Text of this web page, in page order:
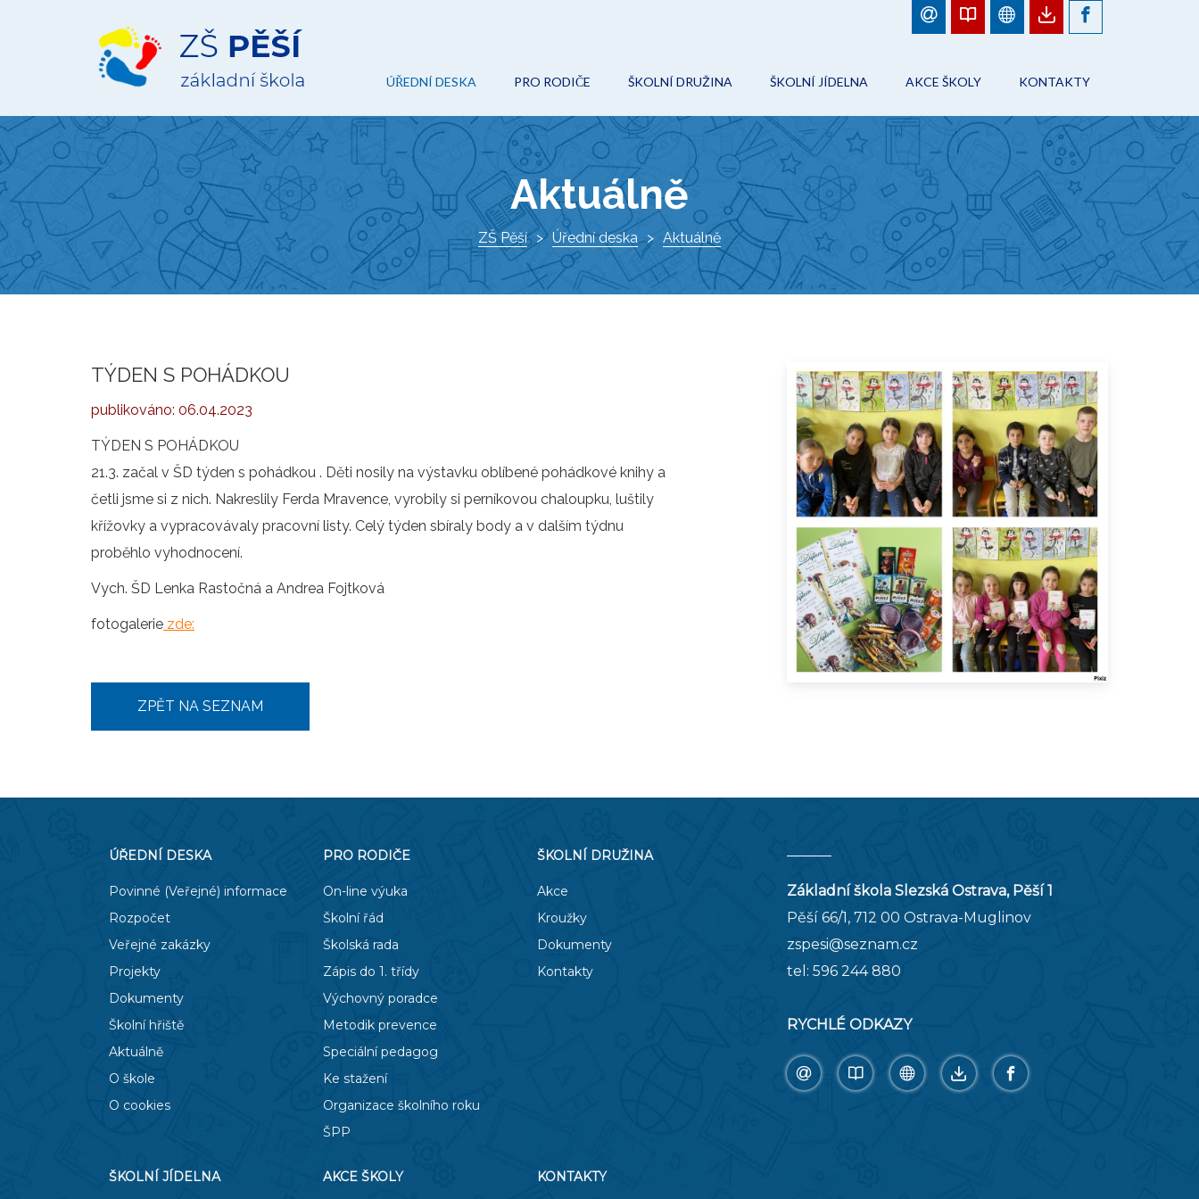
ZŠ
Pěší
ÚŘEDNÍ DESKA
POVINNÉ (VEŘEJNÉ) INFORMACE
ROZPOČET
VEŘEJNÉ ZAKÁZKY
PROJEKTY
DOKUMENTY
PRO RODIČE
ON-LINE VÝUKA
ŠKOLNÍ ŘÁD
ŠKOLSKÁ RADA
ZÁPIS DO 1. TŘÍDY
VÝCHOVNÝ PORADCE
ŠKOLNÍ DRUŽINA
AKCE
KROUŽKY
DOKUMENTY
KONTAKTY
ŠKOLNÍ JÍDELNA
OBJEDNÁVKY JÍDEL
ŘÁD ŠKOLNÍHO STRAVOVÁNÍ
INFORMACE
KONTAKTY
AKCE ŠKOLY
FOTOGALERIE
PLÁN AKCÍ
AKCE ŠKOLY
KONTAKTY
ŠKOLA
PRACOVNÍCI ŠKOLY
ŠKOLNÍ JÍDELNA
ŠKOLNÍ DRUŽINA
Aktuálně
ZŠ Pěší Úřední deska Aktuálně
TÝDEN S POHÁDKOU
publikováno: 06.04.2023
TÝDEN S POHÁDKOU
21.3. začal v ŠD týden s pohádkou . Děti nosily na výstavku oblíbené pohádkové knihy a
četli jsme si z nich. Nakreslily Ferda Mravence, vyrobily si perníkovou chaloupku, luštily
křížovky a vypracovávaly pracovní listy. Celý týden sbíraly body a v dalším týdnu
proběhlo vyhodnocení.
Vych. ŠD Lenka Rastočná a Andrea Fojtková
fotogalerie zde:
ZPĚT NA SEZNAM
ÚŘEDNÍ DESKA
Povinné (Veřejné) informace
Rozpočet
Veřejné zakázky
Projekty
Dokumenty
Školní hřiště
Aktuálně
O škole
O cookies
PRO RODIČE
On-line výuka
Školní řád
Školská rada
Zápis do 1. třídy
Výchovný poradce
Metodik prevence
Speciální pedagog
Ke stažení
Organizace školního roku
ŠPP
ŠKOLNÍ DRUŽINA
Akce
Kroužky
Dokumenty
Kontakty
ŠKOLNÍ JÍDELNA AKCE ŠKOLY KONTAKTY
Základní škola Slezská Ostrava, Pěší 1
Pěší 66/1, 712 00 Ostrava-Muglinov
zspesi@seznam.cz
tel: 596 244 880
RYCHLÉ ODKAZY